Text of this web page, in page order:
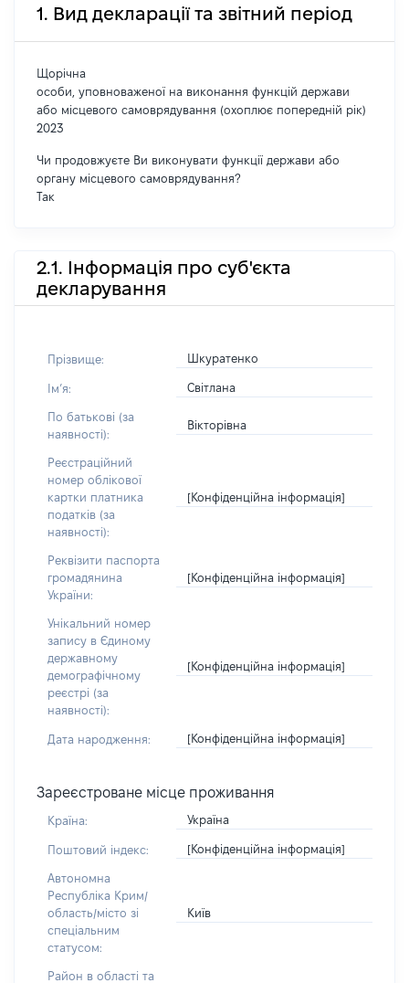
1. Вид декларації та звітний період
Щорічна
особи, уповноваженої на виконання функцій держави
або місцевого самоврядування (охоплює попередній рік)
2023
Чи продовжуєте Ви виконувати функції держави або
органу місцевого самоврядування?
Так
2.1. Інформація про суб'єкта
декларування
Прізвище: Шкуратенко
Імʼя: Світлана
По батькові (за
наявності):
Вікторівна
Реєстраційний
номер облікової
картки платника
податків (за
наявності):
[Конфіденційна інформація]
Реквізити паспорта
громадянина
України:
[Конфіденційна інформація]
Унікальний номер
запису в Єдиному
державному
демографічному
реєстрі (за
наявності):
[Конфіденційна інформація]
Дата народження: [Конфіденційна інформація]
Зареєстроване місце проживання
Країна: Україна
Поштовий індекс: [Конфіденційна інформація]
Автономна
Республіка Крим/
область/місто зі
спеціальним
статусом:
Київ
Район в області та